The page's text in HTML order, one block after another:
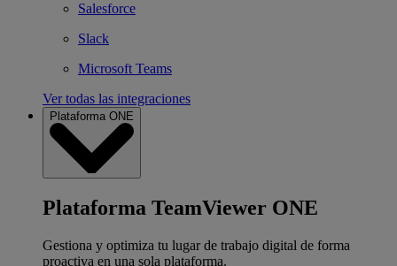
Salesforce
Slack
Microsoft Teams
Ver todas las integraciones
Plataforma ONE
Plataforma TeamViewer ONE
Gestiona y optimiza tu lugar de trabajo digital de forma
proactiva en una sola plataforma.